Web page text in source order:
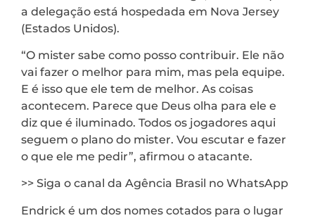
a delegação está hospedada em Nova Jersey
(Estados Unidos).
“O mister sabe como posso contribuir. Ele não
vai fazer o melhor para mim, mas pela equipe.
E é isso que ele tem de melhor. As coisas
acontecem. Parece que Deus olha para ele e
diz que é iluminado. Todos os jogadores aqui
seguem o plano do mister. Vou escutar e fazer
o que ele me pedir”, afirmou o atacante.
>> Siga o canal da Agência Brasil no WhatsApp
Endrick é um dos nomes cotados para o lugar